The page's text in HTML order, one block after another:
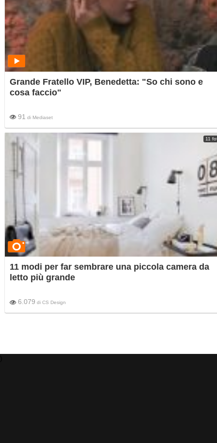
Grande Fratello VIP, Benedetta: "So chi sono e
cosa faccio"
91 di Mediaset
11
11 modi per far sembrare una piccola camera da
letto più grande
6.079 di CS Design